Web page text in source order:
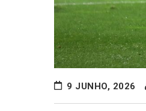
9 JUNHO, 2026